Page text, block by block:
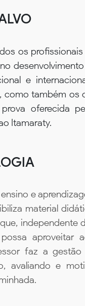
os
e
como também os
oferecida
Itamaraty.
e
material
independente
aproveitar
faz a gestão
avaliando e